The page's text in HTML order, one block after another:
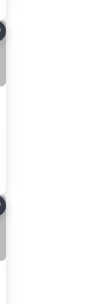
til favoritter
til favoritter